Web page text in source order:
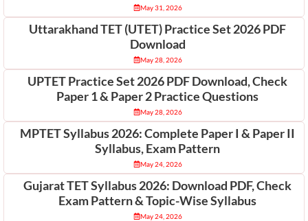
May 31, 2026
Uttarakhand TET (UTET) Practice Set 2026 PDF
Download
May 28, 2026
UPTET Practice Set 2026 PDF Download, Check
Paper 1 & Paper 2 Practice Questions
May 28, 2026
MPTET Syllabus 2026: Complete Paper I & Paper II
Syllabus, Exam Pattern
May 24, 2026
Gujarat TET Syllabus 2026: Download PDF, Check
Exam Pattern & Topic-Wise Syllabus
May 24, 2026